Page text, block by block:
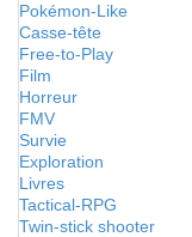
Pokémon-Like
Casse-tête
Free-to-Play
Film
Horreur
FMV
Survie
Exploration
Livres
Tactical-RPG
Twin-stick shooter